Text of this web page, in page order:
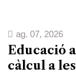
ag. 07, 2026
Educació
càlcul a